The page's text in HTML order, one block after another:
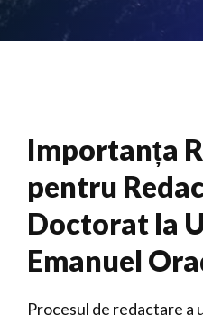
Importanța
pentru
Doctorat la
Emanuel
Procesul de redactare a